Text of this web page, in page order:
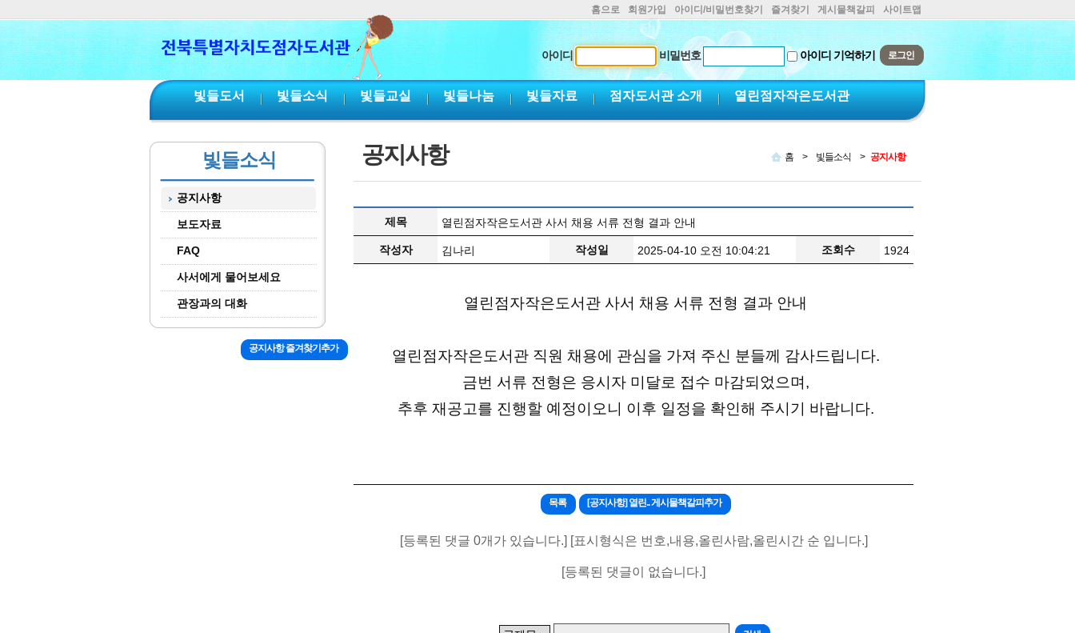
홈으로 회원가입 아이디/비밀번호찾기 즐겨찾기 게시물책갈피 사이트맵
아이디 비밀번호 아이디 기억하기
빛들도서 빛들소식 빛들교실 빛들나눔 빛들자료 점자도서관 소개 열린점자작은도서관
빛들소식
공지사항
보도자료
FAQ
사서에게 물어보세요
관장과의 대화
홈 > 빛들소식 > 공지사항
공지사항
제목 열린점자작은도서관 사서 채용 서류 전형 결과 안내
작성자 김나리 작성일 2025-04-10 오전 10:04:21 조회수 1924
열린점자작은도서관 사서 채용 서류 전형 결과 안내
열린점자작은도서관 직원 채용에 관심을 가져 주신 분들께 감사드립니다.
금번 서류 전형은 응시자 미달로 접수 마감되었으며 ,
추후 재공고를 진행할 예정이오니 이후 일정을 확인해 주시기 바랍니다.
목록 [공지사항] 열린.. 게시물책갈피추가
[등록된 댓글 0개가 있습니다.] [표시형식은 번호,내용,올린사람,올린시간 순 입니다.]
[등록된 댓글이 없습니다.]
공지사항 즐겨찾기추가